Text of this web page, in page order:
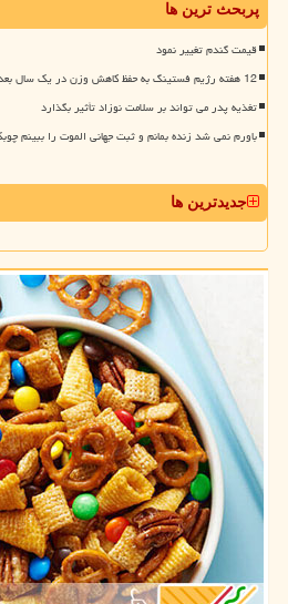
پربحث ترین ها
قیمت گندم تغییر نمود
12 هفته رژیم فستینگ به حفظ کاهش وزن در یک سال بعد کمک نماید
تغذیه پدر می تواند بر سلامت نوزاد تأثیر بگذارد
باورم نمی شد زنده بمانم و ثبت جهانی الموت را ببینم
جدیدترین ها